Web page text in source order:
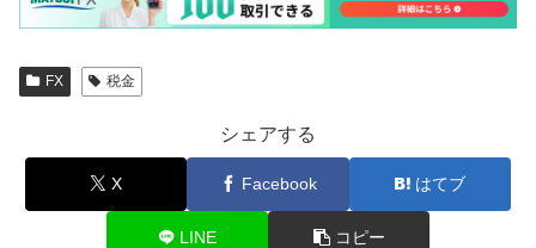
FX 税金
シェアする
X Facebook はてブ
LINE コピー